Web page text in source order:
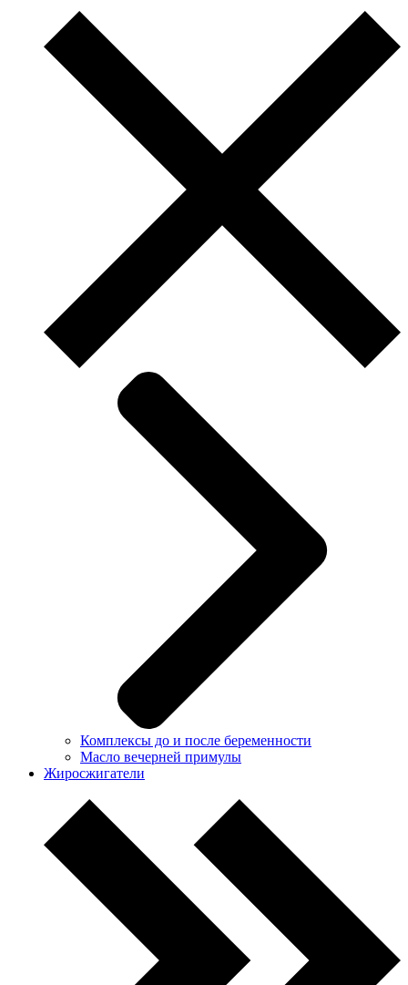
Комплексы до и после беременности
Масло вечерней примулы
Жиросжигатели